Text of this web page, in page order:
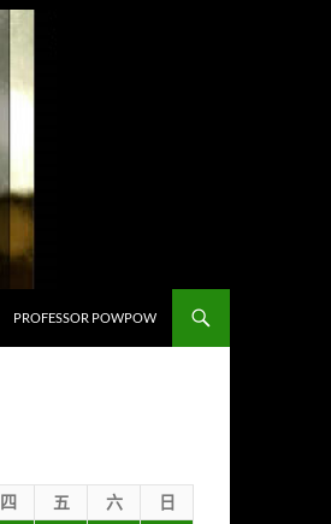
PROFESSOR POWPOW
四 五 六
日